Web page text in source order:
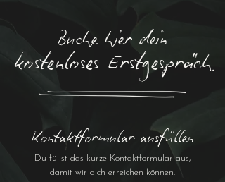
Buche hier dein
kostenloses Erstgespräch
Kontaktformular ausfüllen
Du füllst das kurze Kontaktformular aus,
damit wir dich erreichen können.